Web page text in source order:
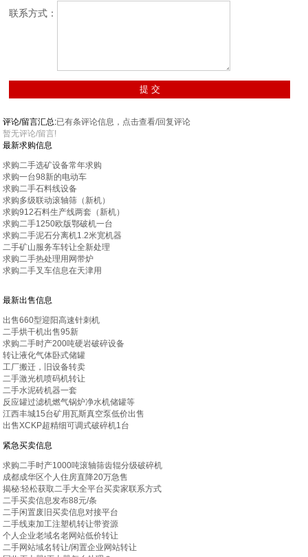
联系方式：
评论/留言汇总:已有条评论信息，点击查看/回复评论
暂无评论/留言!
最新求购信息
求购二手选矿设备常年求购
求购一台98新的电动车
求购二手石料线设备
求购多级联动滚轴筛（新机）
求购912石料生产线两套（新机）
求购二手1250欧版鄂破机一台
求购二手泥石分离机1.2米宽机器
二手矿山服务车转让全新处理
求购二手热处理用网带炉
求购二手叉车信息在天津用
最新出售信息
出售660型迎阳高速针刺机
二手烘干机出售95新
求购二手时产200吨硬岩破碎设备
转让液化气体卧式储罐
工厂搬迁，旧设备转卖
二手激光机喷码机转让
二手水泥砖机器一套
反应罐过滤机燃气锅炉净水机储罐等
江西丰城15台矿用瓦斯真空泵低价出售
出售XCKP超精细可调式破碎机1台
紧急买卖信息
求购二手时产1000吨滚轴筛齿辊分级破碎机
成都成华区个人住房直降20万急售
揭秘:轻松获取二手大全平台买卖家联系方式
二手买卖信息发布88元/条
二手闲置废旧买卖信息对接平台
二手线束加工注塑机转让带资源
个人企业老域名老网站低价转让
二手网站域名转让/闲置企业网站转让